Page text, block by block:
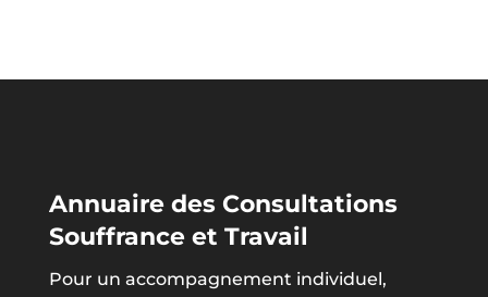
Annuaire des Consultations
Souffrance et Travail
Pour un accompagnement individuel,